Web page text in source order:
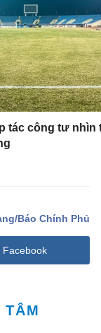
tác công tư nhìn
Báo Chính Phủ
Facebook
TÂM